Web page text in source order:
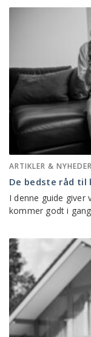
ARTIKLER & NYHEDER
De bedste råd
I denne guide giver
kommer godt i